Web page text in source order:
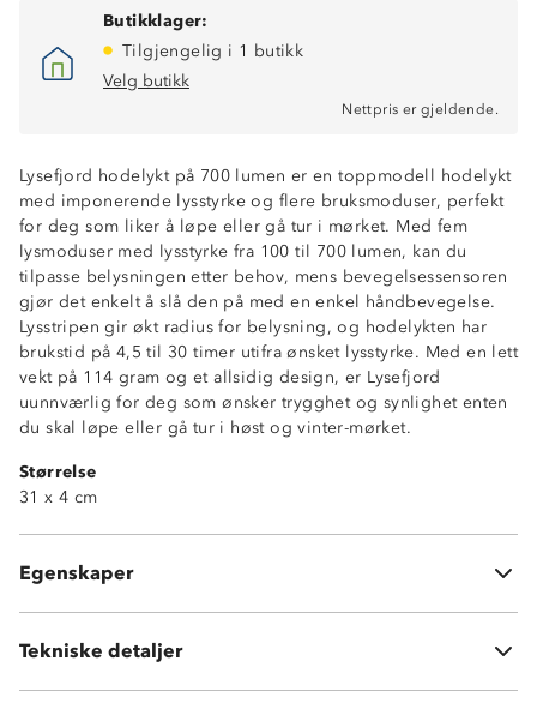
Butikklager:
Tilgjengelig i 1 butikk
Velg butikk
Nettpris er gjeldende.
Lysefjord hodelykt på 700 lumen er en toppmodell hodelykt
med imponerende lysstyrke og flere bruksmoduser, perfekt
for deg som liker å løpe eller gå tur i mørket. Med fem
lysmoduser med lysstyrke fra 100 til 700 lumen, kan du
tilpasse belysningen etter behov, mens bevegelsessensoren
gjør det enkelt å slå den på med en enkel håndbevegelse.
Lysstripen gir økt radius for belysning, og hodelykten har
brukstid på 4,5 til 30 timer utifra ønsket lysstyrke. Med en lett
vekt på 114 gram og et allsidig design, er Lysefjord
uunnværlig for deg som ønsker trygghet og synlighet enten
du skal løpe eller gå tur i høst og vinter-mørket.
Størrelse
31 x 4 cm
Egenskaper
Toppmodell
Lysstyrke: 100 – 700 lm
Brukstid: 4,5 – 30 timer
5 lysmodus
IP-grad: IPX2
Bevegelsessensor
Batterikapasitet: 3 000 mAh
LED-lys på siden
3W COB i lysstripa
USB-C ladeport
Tekniske detaljer
Vekt:114 gram